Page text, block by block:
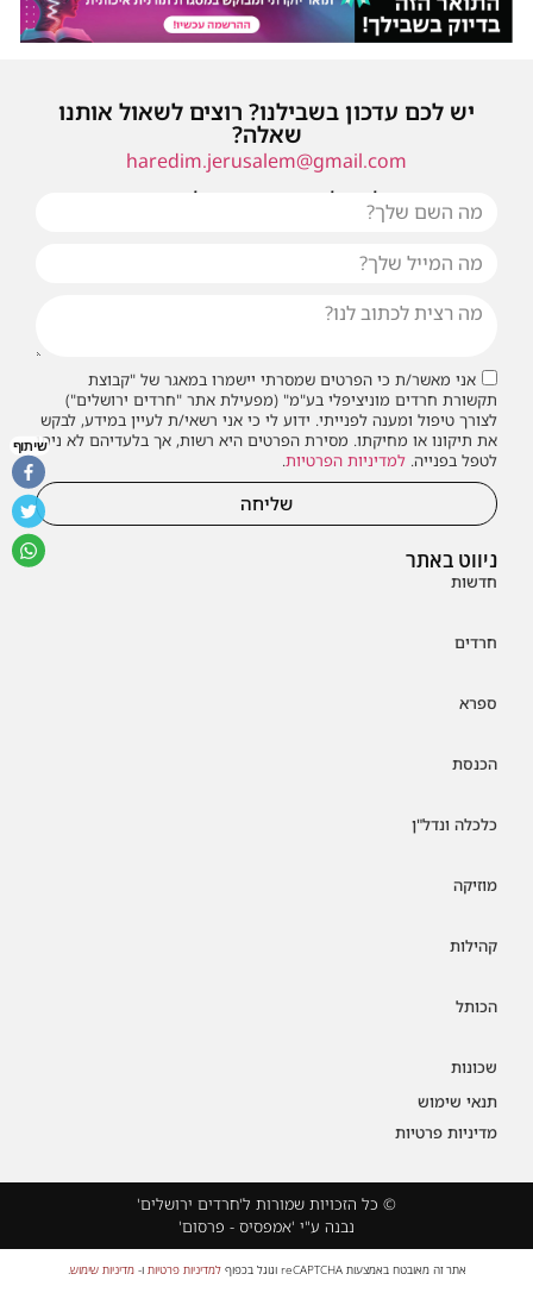
ניווט באתר
חדשות
חרדים
ספרא
הכנסת
כלכלה ונדל"ן
מוזיקה
קהילות
הכותל
שכונות
תנאי שימוש
מדיניות פרטיות
יש לכם עדכון בשבילנו? רוצים לשאול אותנו
שאלה?
haredim.jerusalem@gmail.com
או שילחו אלינו פנייה ונחזור אליכם בהקדם
אני מאשר/ת כי הפרטים שמסרתי יישמרו במאגר של "קבוצת
תקשורת חרדים מוניציפלי בע"מ" (מפעילת אתר "חרדים ירושלים")
לצורך טיפול ומענה לפנייתי. ידוע לי כי אני רשאי/ת לעיין במידע, לבקש
את תיקונו או מחיקתו. מסירת הפרטים היא רשות, אך בלעדיהם לא ניתן
לטפל בפנייה. למדיניות הפרטיות.
שליחה
© כל הזכויות שמורות ל'חרדים ירושלים'
נבנה ע"י 'אמפסיס - פרסום'
אתר זה מאובטח באמצעות reCAPTCHA וגוגל בכפוף למדיניות פרטיות ו-מדיניות שימוש
שיתוף